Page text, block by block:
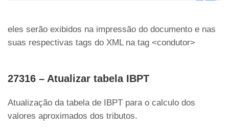
eles serão exibidos na impressão do documento e nas
suas respectivas tags do XML na tag <condutor>
27316 – Atualizar tabela IBPT
Atualização da tabela de IBPT para o calculo dos
valores aproximados dos tributos.